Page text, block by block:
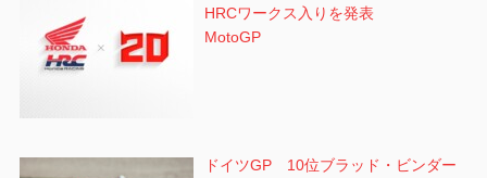
HRCワークス入りを発表
MotoGP
ドイツGP 10位ブラッド・ビンダー